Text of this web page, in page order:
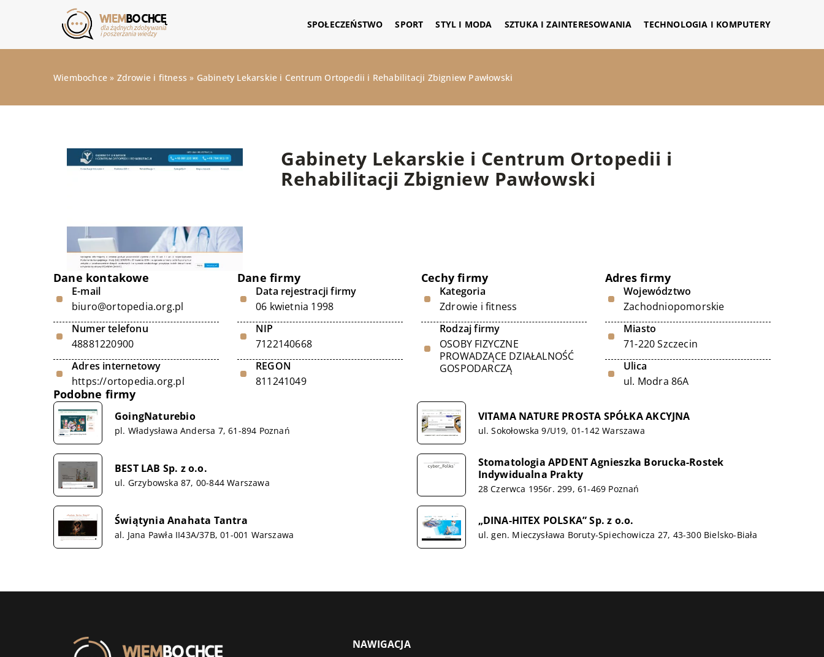
SPOŁECZEŃSTWO SPORT STYL I MODA SZTUKA I ZAINTERESOWANIA TECHNOLOGIA I KOMPUTERY
Wiembochce » Zdrowie i fitness » Gabinety Lekarskie i Centrum Ortopedii i Rehabilitacji Zbigniew Pawłowski
Gabinety Lekarskie i Centrum Ortopedii i
Rehabilitacji Zbigniew Pawłowski
Dane kontakowe
E-mail
biuro@ortopedia.org.pl
Numer telefonu
48881220900
Adres internetowy
https://ortopedia.org.pl
Dane firmy
Data rejestracji firmy
06 kwietnia 1998
NIP
7122140668
REGON
811241049
Cechy firmy
Kategoria
Zdrowie i fitness
Rodzaj firmy
OSOBY FIZYCZNE
PROWADZĄCE DZIAŁALNOŚĆ
GOSPODARCZĄ
Adres firmy
Województwo
Zachodniopomorskie
Miasto
71-220 Szczecin
Ulica
ul. Modra 86A
Podobne firmy
GoingNaturebio
pl. Władysława Andersa 7, 61-894 Poznań
VITAMA NATURE PROSTA SPÓŁKA AKCYJNA
ul. Sokołowska 9/U19, 01-142 Warszawa
BEST LAB Sp. z o.o.
ul. Grzybowska 87, 00-844 Warszawa
Stomatologia APDENT Agnieszka Borucka-Rostek
Indywidualna Prakty
28 Czerwca 1956r. 299, 61-469 Poznań
Świątynia Anahata Tantra
al. Jana Pawła II43A/37B, 01-001 Warszawa
„DINA-HITEX POLSKA” Sp. z o.o.
ul. gen. Mieczysława Boruty-Spiechowicza 27, 43-300 Bielsko-Biała
NAWIGACJA